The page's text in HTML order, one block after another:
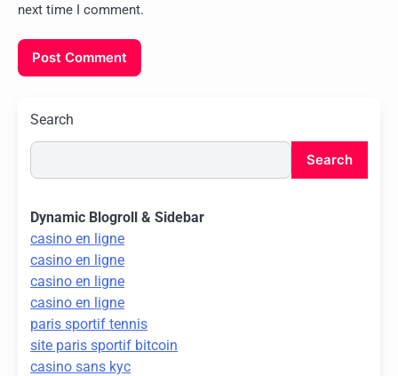
next time I comment.
Search
Search
Dynamic Blogroll & Sidebar
casino en ligne
casino en ligne
casino en ligne
casino en ligne
paris sportif tennis
site paris sportif bitcoin
casino sans kyc